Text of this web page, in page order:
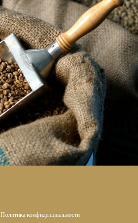
Политика конфиденциальности